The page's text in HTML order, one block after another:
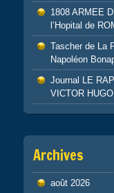
1808 ARMEE
l’Hopital de
Tascher de La
Napoléon
Journal LE
VICTOR
Archives
août 2026